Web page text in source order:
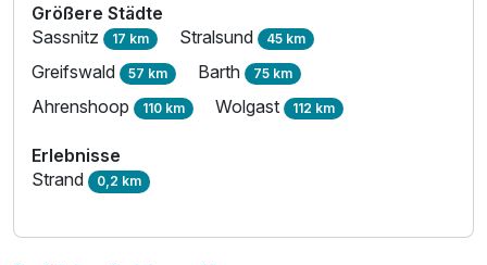
Größere Städte
Sassnitz 17 km Stralsund 45 km
Greifswald 57 km Barth 75 km
Ahrenshoop 110 km Wolgast 112 km
Erlebnisse
Strand 0,2 km